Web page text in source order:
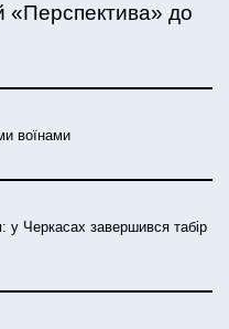
«Перспектива» до
воїнами
у Черкасах завершився табір